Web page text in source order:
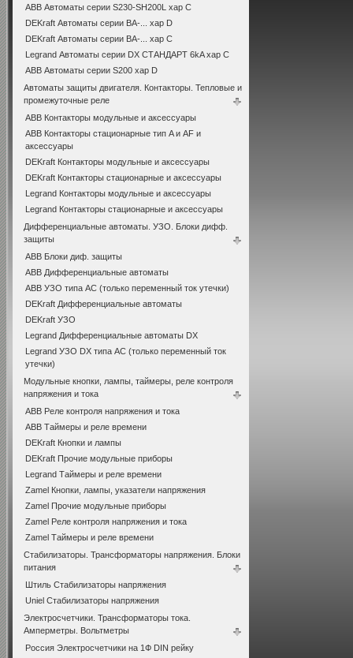
ABB Автоматы серии S230-SH200L хар С
DEKraft Автоматы серии ВА-... хар D
DEKraft Автоматы серии ВА-... хар С
Legrand Автоматы серии DX СТАНДАРТ 6kA хар C
ABB Автоматы серии S200 хар D
Автоматы защиты двигателя. Контакторы. Тепловые и
промежуточные реле
ABB Контакторы модульные и аксессуары
ABB Контакторы стационарные тип A и AF и
аксессуары
DEKraft Контакторы модульные и аксессуары
DEKraft Контакторы стационарные и аксессуары
Legrand Контакторы модульные и аксессуары
Legrand Контакторы стационарные и аксессуары
Дифференциальные автоматы. УЗО. Блоки дифф.
защиты
ABB Блоки диф. защиты
ABB Дифференциальные автоматы
ABB УЗО типа АС (только переменный ток утечки)
DEKraft Дифференциальные автоматы
DEKraft УЗО
Legrand Дифференциальные автоматы DX
Legrand УЗО DX типа АС (только переменный ток
утечки)
Модульные кнопки, лампы, таймеры, реле контроля
напряжения и тока
ABB Реле контроля напряжения и тока
ABB Таймеры и реле времени
DEKraft Кнопки и лампы
DEKraft Прочие модульные приборы
Legrand Таймеры и реле времени
Zamel Кнопки, лампы, указатели напряжения
Zamel Прочие модульные приборы
Zamel Реле контроля напряжения и тока
Zamel Таймеры и реле времени
Стабилизаторы. Трансформаторы напряжения. Блоки
питания
Штиль Стабилизаторы напряжения
Uniel Стабилизаторы напряжения
Электросчетчики. Трансформаторы тока.
Амперметры. Вольтметры
Россия Электросчетчики на 1Ф DIN рейку